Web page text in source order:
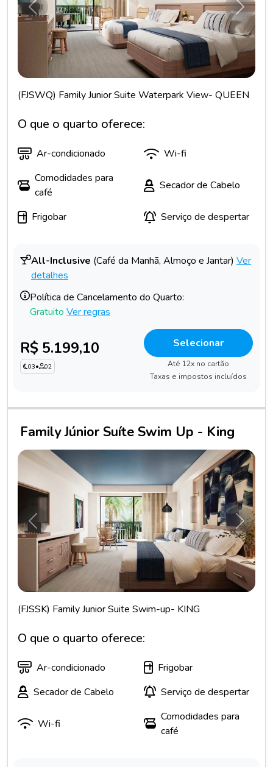
Anterior
(FJSWQ) Family Junior Suite Waterpark View- QUEEN
O que o quarto oferece:
Ar-condicionado
Wi-fi
Comodidades para
café
Secador de Cabelo
Frigobar Serviço de despertar
All-Inclusive (Café da Manhã, Almoço e Jantar) Ver
detalhes
Política de Cancelamento do Quarto:
Gratuito Ver regras
R$ 5.199,10
03• 02
Selecionar
Até 12x no cartão
Taxas e impostos incluídos
Family Júnior Suíte Swim Up - King
Anterior
(FJSSK) Family Junior Suite Swim-up- KING
O que o quarto oferece:
Ar-condicionado
Frigobar
Secador de Cabelo
Serviço de despertar
Wi-fi
Comodidades para
café